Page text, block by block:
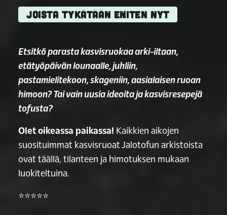
JOISTA TYKÄTÄÄN ENITEN NYT
Etsitkö parasta kasvisruokaa arki-iltaan,
etätyöpäivän lounaalle, juhliin,
pastamielitekoon, skageniin, aasialaisen ruoan
himoon? Tai vain uusia ideoita ja kasvisresepejä
tofusta?
Olet oikeassa paikassa! Kaikkien aikojen
suosituimmat kasvisruoat Jalotofun arkistoista
ovat täällä, tilanteen ja himotuksen mukaan
luokiteltuina.
⭐️⭐️⭐️⭐️⭐️